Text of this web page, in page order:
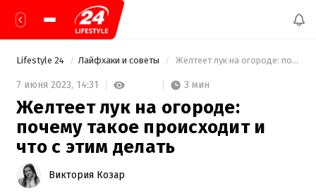
Lifestyle 24 Лайфхаки и советы Желтеет лук на огороде: почему такое происходит и что с этим делать
7 июня 2023, 14:31 3 мин
Желтеет лук на огороде:
почему такое происходит и
что с этим делать
Виктория Козар